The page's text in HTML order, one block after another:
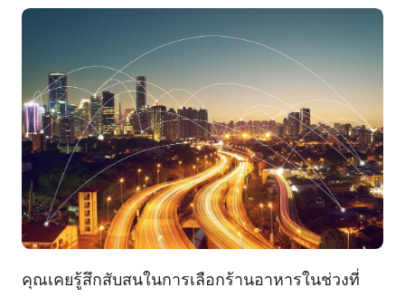
คุณเคยรู้สึกสับสนในการเลือกร้านอาหารในช่วงที่